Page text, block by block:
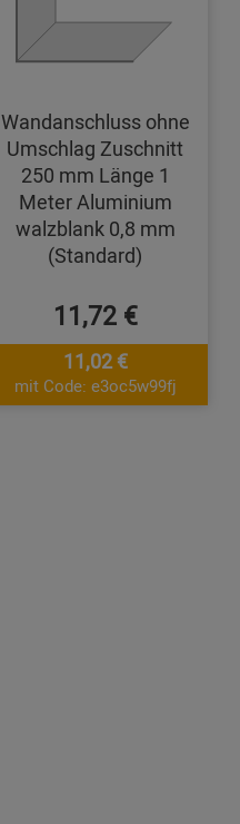
Wandanschluss ohne
Umschlag Zuschnitt
250 mm Länge 1
Meter Aluminium
walzblank 0,8 mm
(Standard)
11,72 €
11,02 €
mit Code: e3oc5w99fj